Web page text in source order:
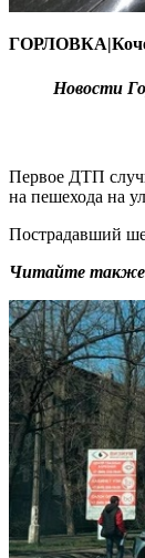
Новости
Первое ДТП
на пешехода на
Пострадавший
Читайте